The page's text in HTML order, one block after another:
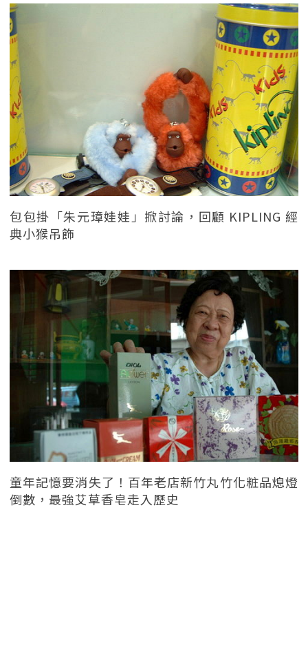
包包掛「朱元璋娃娃」掀討論，回顧 KIPLING 經
典小猴吊飾
童年記憶要消失了！百年老店新竹丸竹化粧品熄燈
倒數，最強艾草香皂走入歷史